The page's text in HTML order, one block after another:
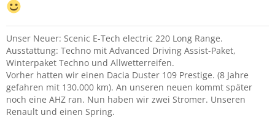
Unser Neuer: Scenic E-Tech electric 220 Long Range.
Ausstattung: Techno mit Advanced Driving Assist-Paket,
Winterpaket Techno und Allwetterreifen.
Vorher hatten wir einen Dacia Duster 109 Prestige. (8 Jahre
gefahren mit 130.000 km). An unseren neuen kommt später
noch eine AHZ ran. Nun haben wir zwei Stromer. Unseren
Renault und einen Spring.